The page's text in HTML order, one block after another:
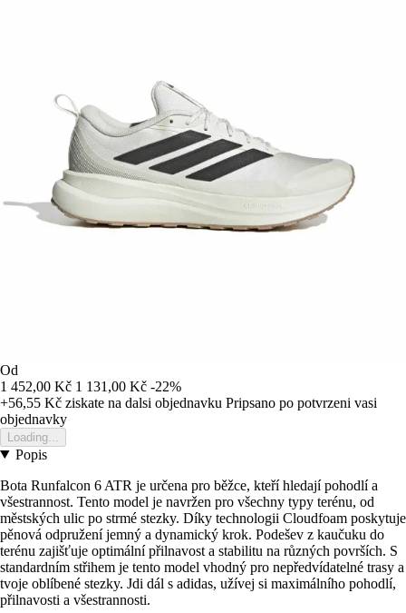
Od
1 452,00 Kč 1 131,00 Kč -22%
+56,55 Kč ziskate na dalsi objednavku Pripsano po potvrzeni vasi
objednavky
Loading...
Popis
Bota Runfalcon 6 ATR je určena pro běžce, kteří hledají pohodlí a
všestrannost. Tento model je navržen pro všechny typy terénu, od
městských ulic po strmé stezky. Díky technologii Cloudfoam poskytuje
pěnová odpružení jemný a dynamický krok. Podešev z kaučuku do
terénu zajišťuje optimální přilnavost a stabilitu na různých površích. S
standardním střihem je tento model vhodný pro nepředvídatelné trasy a
tvoje oblíbené stezky. Jdi dál s adidas, užívej si maximálního pohodlí,
přilnavosti a všestrannosti.